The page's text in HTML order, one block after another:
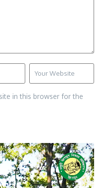
in this browser for the